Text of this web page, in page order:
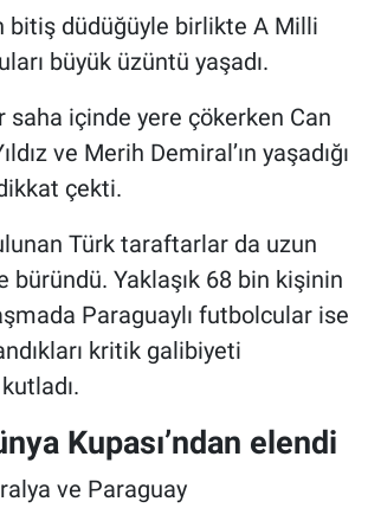
bitiş düdüğüyle birlikte A Milli
büyük üzüntü yaşadı.
saha içinde yere çökerken Can
ve Merih Demiral’ın yaşadığı
dikkat çekti.
Türk taraftarlar da uzun
büründü. Yaklaşık 68 bin kişinin
Paraguaylı futbolcular ise
kritik galibiyeti
Kupası’ndan elendi
ve Paraguay